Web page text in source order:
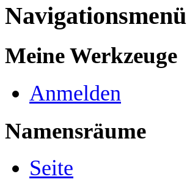
Navigationsmenü
Meine Werkzeuge
Anmelden
Namensräume
Seite